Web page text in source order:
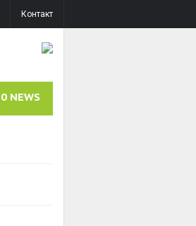
Контакт
0 NEWS